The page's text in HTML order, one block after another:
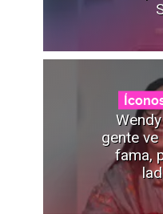
gente
fama,